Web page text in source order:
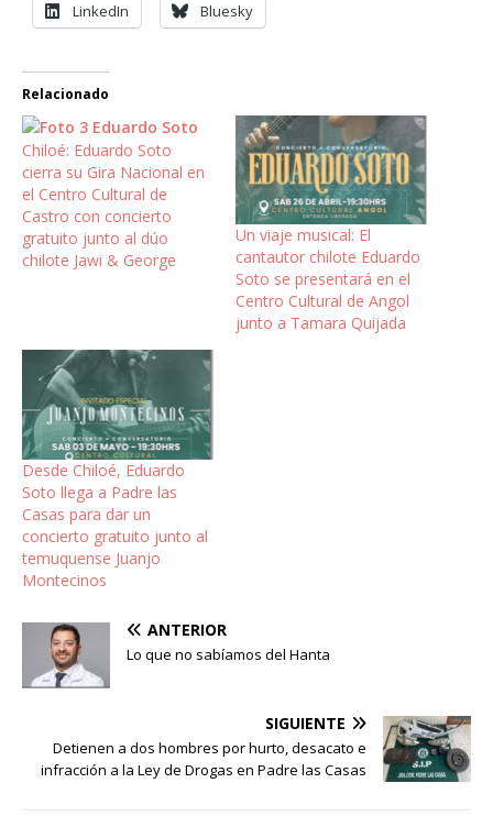
LinkedIn Bluesky
Relacionado
Chiloé: Eduardo Soto
cierra su Gira Nacional en
el Centro Cultural de
Castro con concierto
gratuito junto al dúo
chilote Jawi & George
Un viaje musical: El
cantautor chilote Eduardo
Soto se presentará en el
Centro Cultural de Angol
junto a Tamara Quijada
Desde Chiloé, Eduardo
Soto llega a Padre las
Casas para dar un
concierto gratuito junto al
temuquense Juanjo
Montecinos
ANTERIOR
Lo que no sabíamos del Hanta
SIGUIENTE
Detienen a dos hombres por hurto, desacato e
infracción a la Ley de Drogas en Padre las Casas